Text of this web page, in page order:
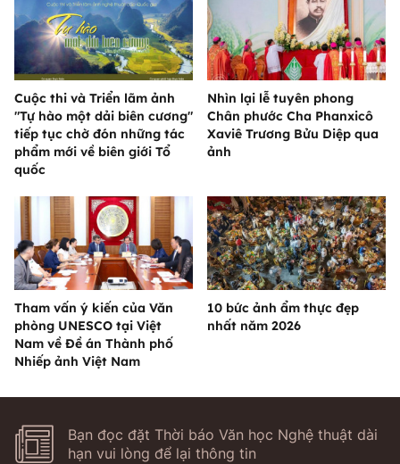
Cuộc thi và Triển lãm ảnh
"Tự hào một dải biên cương"
tiếp tục chờ đón những tác
phẩm mới về biên giới Tổ
quốc
Nhìn lại lễ tuyên phong
Chân phước Cha Phanxicô
Xaviê Trương Bửu Diệp qua
ảnh
Tham vấn ý kiến của Văn
phòng UNESCO tại Việt
Nam về Đề án Thành phố
Nhiếp ảnh Việt Nam
10 bức ảnh ẩm thực đẹp
nhất năm 2026
Bạn đọc đặt Thời báo Văn học Nghệ thuật dài
hạn vui lòng để lại thông tin